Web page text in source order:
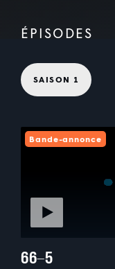
ÉPISODES
SAISON 1
Bande-annonce
66-5